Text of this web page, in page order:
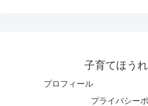
子育てほう
プロフィール
プライバシー